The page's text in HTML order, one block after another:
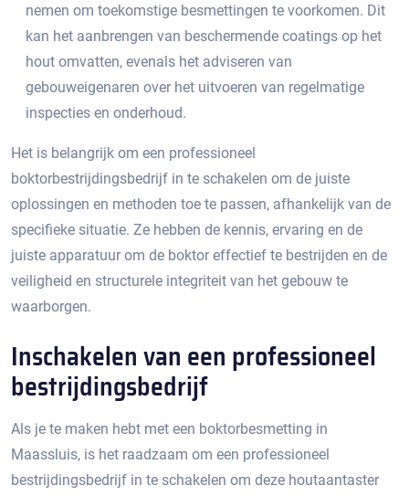
nemen om toekomstige besmettingen te voorkomen. Dit
kan het aanbrengen van beschermende coatings op het
hout omvatten, evenals het adviseren van
gebouweigenaren over het uitvoeren van regelmatige
inspecties en onderhoud.​
Het is belangrijk om een professioneel
boktorbestrijdingsbedrijf in te schakelen om de juiste
oplossingen en methoden toe te passen, afhankelijk van de
specifieke situatie.​ Ze hebben de kennis, ervaring en de
juiste apparatuur om de boktor effectief te bestrijden en de
veiligheid en structurele integriteit van het gebouw te
waarborgen.​
Inschakelen van een professioneel
bestrijdingsbedrijf
Als je te maken hebt met een boktorbesmetting in
Maassluis, is het raadzaam om een professioneel
bestrijdingsbedrijf in te schakelen om deze houtaantaster